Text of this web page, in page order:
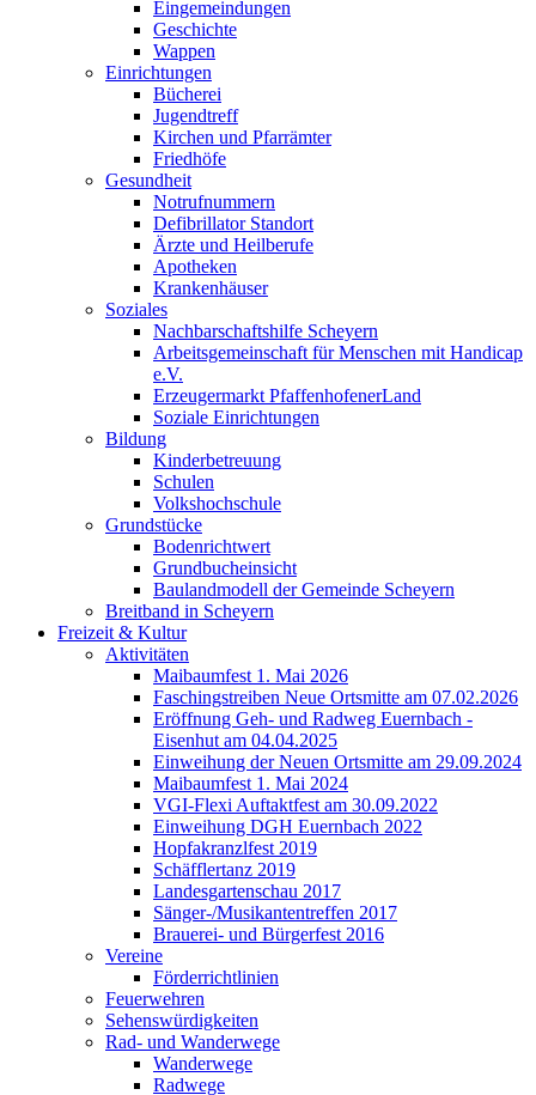
Eingemeindungen
Geschichte
Wappen
Einrichtungen
Bücherei
Jugendtreff
Kirchen und Pfarrämter
Friedhöfe
Gesundheit
Notrufnummern
Defibrillator Standort
Ärzte und Heilberufe
Apotheken
Krankenhäuser
Soziales
Nachbarschaftshilfe Scheyern
Arbeitsgemeinschaft für Menschen mit Handicap
e.V.
Erzeugermarkt PfaffenhofenerLand
Soziale Einrichtungen
Bildung
Kinderbetreuung
Schulen
Volkshochschule
Grundstücke
Bodenrichtwert
Grundbucheinsicht
Baulandmodell der Gemeinde Scheyern
Breitband in Scheyern
Freizeit & Kultur
Aktivitäten
Maibaumfest 1. Mai 2026
Faschingstreiben Neue Ortsmitte am 07.02.2026
Eröffnung Geh- und Radweg Euernbach -
Eisenhut am 04.04.2025
Einweihung der Neuen Ortsmitte am 29.09.2024
Maibaumfest 1. Mai 2024
VGI-Flexi Auftaktfest am 30.09.2022
Einweihung DGH Euernbach 2022
Hopfakranzlfest 2019
Schäfflertanz 2019
Landesgartenschau 2017
Sänger-/Musikantentreffen 2017
Brauerei- und Bürgerfest 2016
Vereine
Förderrichtlinien
Feuerwehren
Sehenswürdigkeiten
Rad- und Wanderwege
Wanderwege
Radwege